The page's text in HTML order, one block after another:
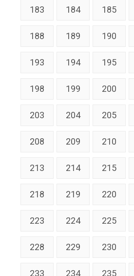
183 184 185
188 189 190
193 194 195
198 199 200
203 204 205
208 209 210
213 214 215
218 219 220
223 224 225
228 229 230
233 234 235